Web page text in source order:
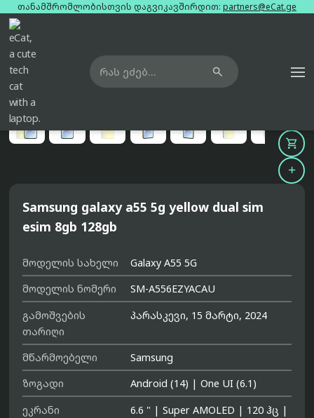
თანამშრომლობისთვის დაგვიკავშირდით: partners@eCat.ge

მთავარი ტელეფონები

Samsung galaxy a55 5g yellow dual sim
esim 8gb 128gb
მოდელის სახელი
Galaxy A55 5G
მოდელის ნომერი
SM-A556EZYACAU
გამოშვების
თარიღი
პარასკევი, 15 მარტი, 2024
მწარმოებელი
Samsung
ზოგადი
Android (14) | One UI (6.1)
ეკრანი
6.6 " | Super AMOLED | 120 ჰც |

